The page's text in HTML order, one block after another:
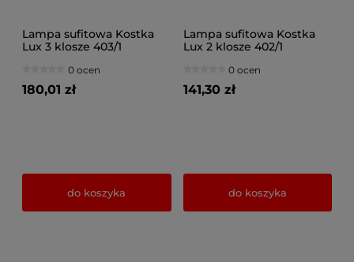
Lampa sufitowa Kostka
Lux 3 klosze 403/1
0 ocen
180,01 zł
do koszyka
Lampa sufitowa Kostka
Lux 2 klosze 402/1
0 ocen
141,30 zł
do koszyka